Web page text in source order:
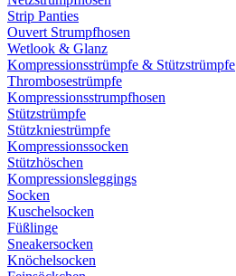
Strip Panties
Ouvert Strumpfhosen
Wetlook & Glanz
Kompressionsstrümpfe & Stützstrümpfe
Thrombosestrümpfe
Kompressionsstrumpfhosen
Stützstrümpfe
Stützkniestrümpfe
Kompressionssocken
Stützhöschen
Kompressionsleggings
Socken
Kuschelsocken
Füßlinge
Sneakersocken
Knöchelsocken